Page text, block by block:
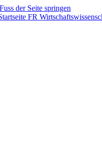
der Seite springen
FR